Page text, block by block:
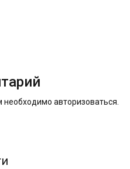
необходимо авторизоваться.